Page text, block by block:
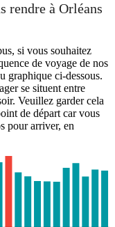
rendre à Orléans
si vous souhaitez
de voyage de nos
graphique ci-dessous.
se situent entre
Veuillez garder cela
de départ car vous
pour arriver, en